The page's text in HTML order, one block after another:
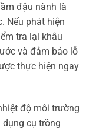
đậu nành là
Nếu phát hiện
tra lại khâu
và đảm bảo lỗ
thực hiện ngay
độ môi trường
cụ trồng